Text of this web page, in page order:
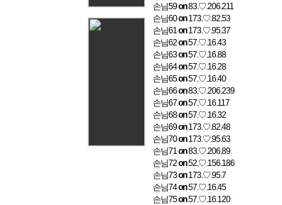
손님59on83.♡.206.211
손님60on 173.♡.82.53
손님61on 173.♡.95.37
손님62on57.♡.16.43
손님63on57.♡.16.88
손님64on57.♡.16.28
손님65on57.♡.16.40
손님66on83.♡.206.239
손님67on57.♡.16.117
손님68on57.♡.16.32
손님69on 173.♡.82.48
손님70on 173.♡.95.63
손님71on83.♡.206.89
손님72on52.♡.156.186
손님73on 173.♡.95.7
손님74on57.♡.16.45
손님75on57.♡.16.120